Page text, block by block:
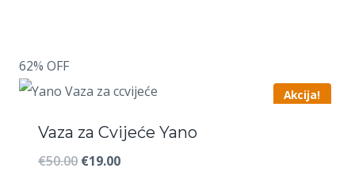
62% OFF
Akcija!
Vaza za Cvijeće Yano
€50.00 Izvorna
€19.00Trenutna